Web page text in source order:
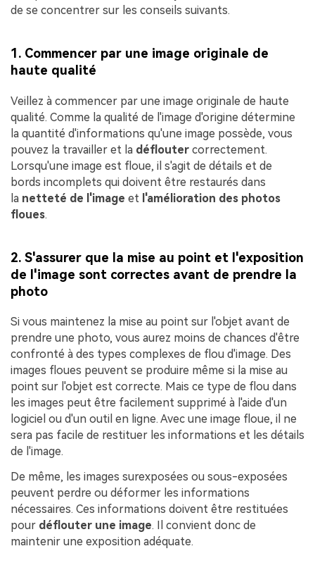
de se concentrer sur les conseils suivants.
1. Commencer par une image originale de
haute qualité
Veillez à commencer par une image originale de haute
qualité. Comme la qualité de l'image d'origine détermine
la quantité d'informations qu'une image possède, vous
pouvez la travailler et la déflouter correctement.
Lorsqu'une image est floue, il s'agit de détails et de
bords incomplets qui doivent être restaurés dans
la netteté de l'image et l'amélioration des photos
floues.
2. S'assurer que la mise au point et l'exposition
de l'image sont correctes avant de prendre la
photo
Si vous maintenez la mise au point sur l'objet avant de
prendre une photo, vous aurez moins de chances d'être
confronté à des types complexes de flou d'image. Des
images floues peuvent se produire même si la mise au
point sur l'objet est correcte. Mais ce type de flou dans
les images peut être facilement supprimé à l'aide d'un
logiciel ou d'un outil en ligne. Avec une image floue, il ne
sera pas facile de restituer les informations et les détails
de l'image.
De même, les images surexposées ou sous-exposées
peuvent perdre ou déformer les informations
nécessaires. Ces informations doivent être restituées
pour déflouter une image. Il convient donc de
maintenir une exposition adéquate.